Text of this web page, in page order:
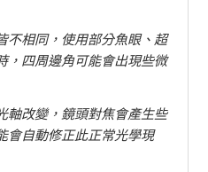
不相同，使用部分魚眼、超
，四周邊角可能會出現些微
軸改變，鏡頭對焦會產生些
會自動修正此正常光學現